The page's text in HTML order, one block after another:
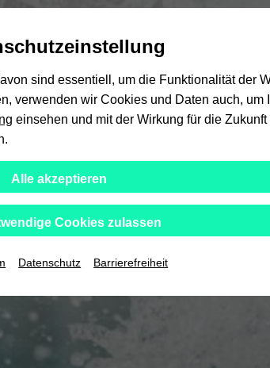
Automatische
vermeiden
skip
main
skip
main
skip
footer
sind essentiell, um die Funktionalität der
verwenden wir Cookies und Daten auch, um
einsehen und mit der Wirkung für die
Alle akzeptieren
Cookies zulassen
Datenschutz Barrierefreiheit